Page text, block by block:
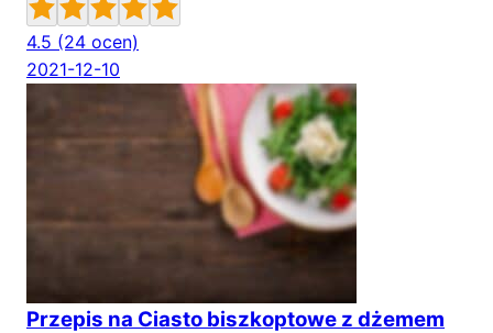
4.5 (24 ocen)
2021-12-10
Przepis na Ciasto biszkoptowe z dżemem